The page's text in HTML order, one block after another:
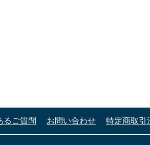
るご質問 お問い合わせ 特定商取引